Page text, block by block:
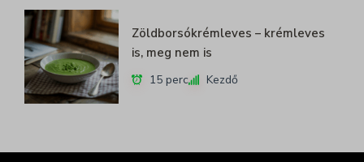
Zöldborsókrémleves – krémleves
is, meg nem is
15 perc Kezdő